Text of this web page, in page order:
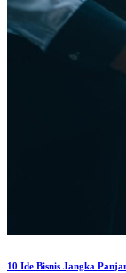
10 Ide Bisnis Jangka